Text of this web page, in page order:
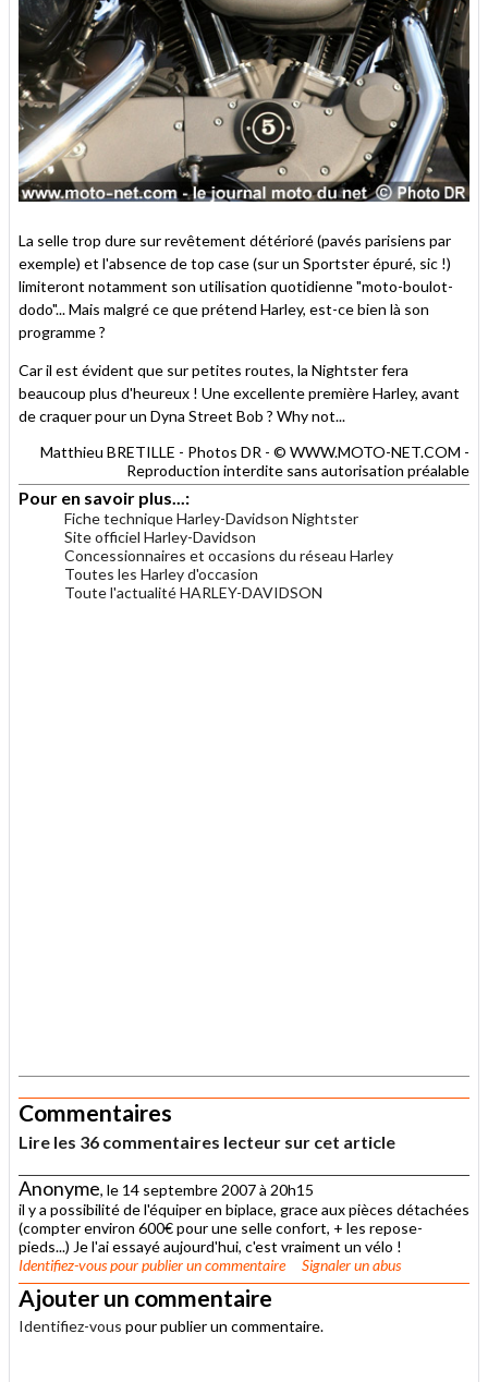
La selle trop dure sur revêtement détérioré (pavés parisiens par
exemple) et l'absence de top case (sur un Sportster épuré, sic !)
limiteront notamment son utilisation quotidienne "moto-boulot-
dodo"... Mais malgré ce que prétend Harley, est-ce bien là son
programme ?
Car il est évident que sur petites routes, la Nightster fera
beaucoup plus d'heureux ! Une excellente première Harley, avant
de craquer pour un Dyna Street Bob ? Why not...
Matthieu BRETILLE - Photos DR - © WWW.MOTO-NET.COM -
Reproduction interdite sans autorisation préalable
Pour en savoir plus...:
Fiche technique Harley-Davidson Nightster
Site officiel Harley-Davidson
Concessionnaires et occasions du réseau Harley
Toutes les Harley d'occasion
Toute l'actualité HARLEY-DAVIDSON
Commentaires
Lire les 36 commentaires lecteur sur cet article
Anonyme, le 14 septembre 2007 à 20h15
il y a possibilité de l'équiper en biplace, grace aux pièces détachées
(compter environ 600€ pour une selle confort, + les repose-
pieds...) Je l'ai essayé aujourd'hui, c'est vraiment un vélo !
Identifiez-vouspour publier un commentaire Signaler un abus
Ajouter un commentaire
Identifiez-vous pour publier un commentaire.